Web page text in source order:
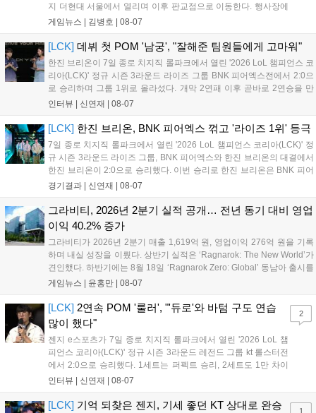
지 더현대 서울에서 열리며 이후 판교점으로 이동한다. 행사장에
는 체험, 스페셜, 무대 존이 마련됐으며 8일 오후 2시 인비테이셔
연 등 다채로운 일정이 준비되어 있다. 사전 예약은 조기 마감될
만큼 큰 인기를 끌고 있다....
게임뉴스 | 김병호 08-07
[LCK] 데뷔 첫 POM '남궁', "잘해준 팀원들에게 고마워"
한진 브리온이 7일 종로 치지직 롤파크에서 열린 '2026 LoL 챔피언스 코
리아(LCK)' 정규 시즌 3라운드 라이즈 그룹 BNK 피어엑스전에서 2:0으
로 승리하며 그룹 1위로 올라섰다. 개막 2연패 이후 곧바로 2연승을 만
들어내면서 이어질 4라운드에 대한 기대감을 올렸다. 다음은 이날 데뷔
인터뷰 | 신연재 08-07
[LCK] 한진 브리온, BNK 피어엑스 꺾고 '라이즈 1위' 등극
7일 종로 치지직 롤파크에서 열린 '2026 LoL 챔피언스 코리아(LCK)' 정
규 시즌 3라운드 라이즈 그룹, BNK 피어엑스와 한진 브리온의 대결에서
한진 브리온이 2:0으로 승리했다. 이번 승리로 한진 브리온은 BNK 피어
엑스를 제치고 라이즈 그룹 1위로 올라섰다. 1세트, 한진 브리온이 '로머'
경기결과 | 신연재 08-07
그라비티, 2026년 2분기 실적 공개… 전년 동기 대비 영업
이익 40.2% 증가
그라비티가 2026년 2분기 매출 1,619억 원, 영업이익 276억 원을 기록
하며 내실 성장을 이뤘다. 상반기 실적은 ‘Ragnarok: The New World’가
견인했다. 하반기에는 8월 18일 ‘Ragnarok Zero: Global’ 동남아 출시를
시작으로 9월 3일 ‘달려라 헤베레케 EX’, 9월 22일 ‘갈바테인’ 등 다양한
이’ 출시가 예정돼 있으며, 2027년에는 ‘Ragnarok 3’ 등 대작을 글로벌
출시할 계획이다. 그라비티는 조인트벤처 설립과 라그나로크 에코 시스
템 구축을 통해 신성장 동력을 확보할 방침이다....
게임뉴스 | 윤홍만 08-07
[LCK] 2연속 POM '룰러', "'듀로'와 바텀 구도 연습
많이 했다"
젠지 e스포츠가 7일 종로 치지직 롤파크에서 열린 '2026 LoL 챔
피언스 코리아(LCK)' 정규 시즌 3라운드 레전드 그룹 kt 롤스터전
에서 2:0으로 승리했다. 1세트는 퍼펙트 승리, 2세트도 1만 차이
를 벌리며 25분 만에 승리하면서 말 그대로 압도적인 경기력을 선
하며 POM에 선정됐...
인터뷰 | 신연재 08-07
2
[LCK] 기억 되찾은 젠지, 기세 좋던 KT 상대로 완승 1